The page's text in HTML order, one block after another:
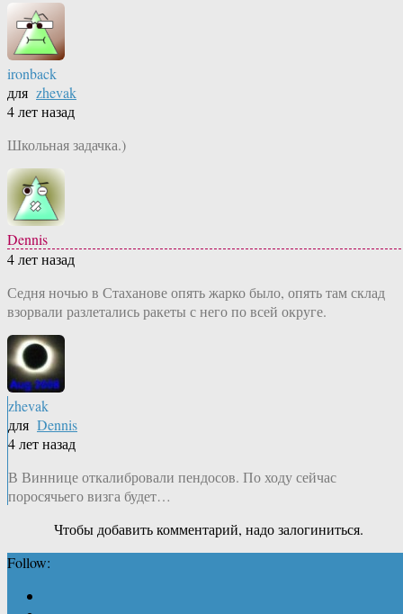
ironback
для zhevak
4 лет назад
Школьная задачка.)
Dennis
4 лет назад
Седня ночью в Стаханове опять жарко было, опять там склад
взорвали разлетались ракеты с него по всей округе.
zhevak
для Dennis
4 лет назад
В Виннице откалибровали пендосов. По ходу сейчас
поросячьего визга будет…
Чтобы добавить комментарий, надо залогиниться.
Follow: